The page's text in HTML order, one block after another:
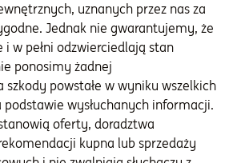
uznanych przez nas za
Jednak nie gwarantujemy, że
w pełni odzwierciedlają stan
ponosimy żadnej
szkody powstałe w wyniku wszelkich
wysłuchanych informacji.
oferty, doradztwa
kupna lub sprzedaży